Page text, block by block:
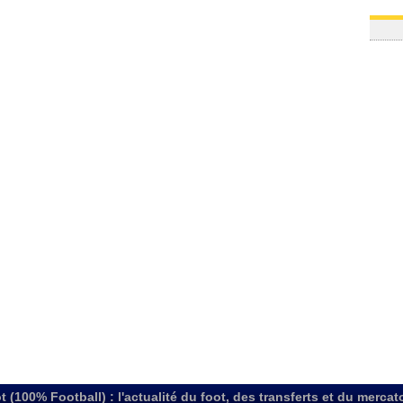
(100% Football) : l'actualité du foot, des transferts et du